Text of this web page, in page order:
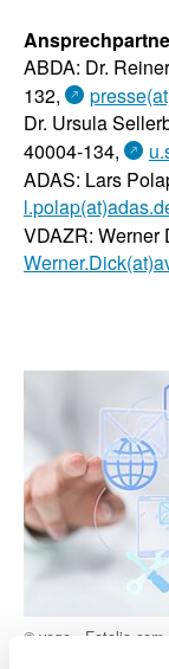
ABDA: Dr.
132,
Dr. Ursula
40004-134,
ADAS: Lars
VDAZR: Werner
© vege - Fotolia.com